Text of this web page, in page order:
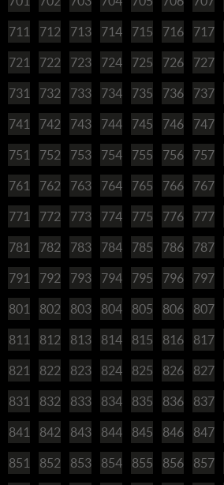
711 712 713 714 715 716 717
721 722 723 724 725 726 727
731 732 733 734 735 736 737
741 742 743 744 745 746 747
751 752 753 754 755 756 757
761 762 763 764 765 766 767
771 772 773 774 775 776 777
781 782 783 784 785 786 787
791 792 793 794 795 796 797
801 802 803 804 805 806 807
811 812 813 814 815 816 817
821 822 823 824 825 826 827
831 832 833 834 835 836 837
841 842 843 844 845 846 847
851 852 853 854 855 856 857